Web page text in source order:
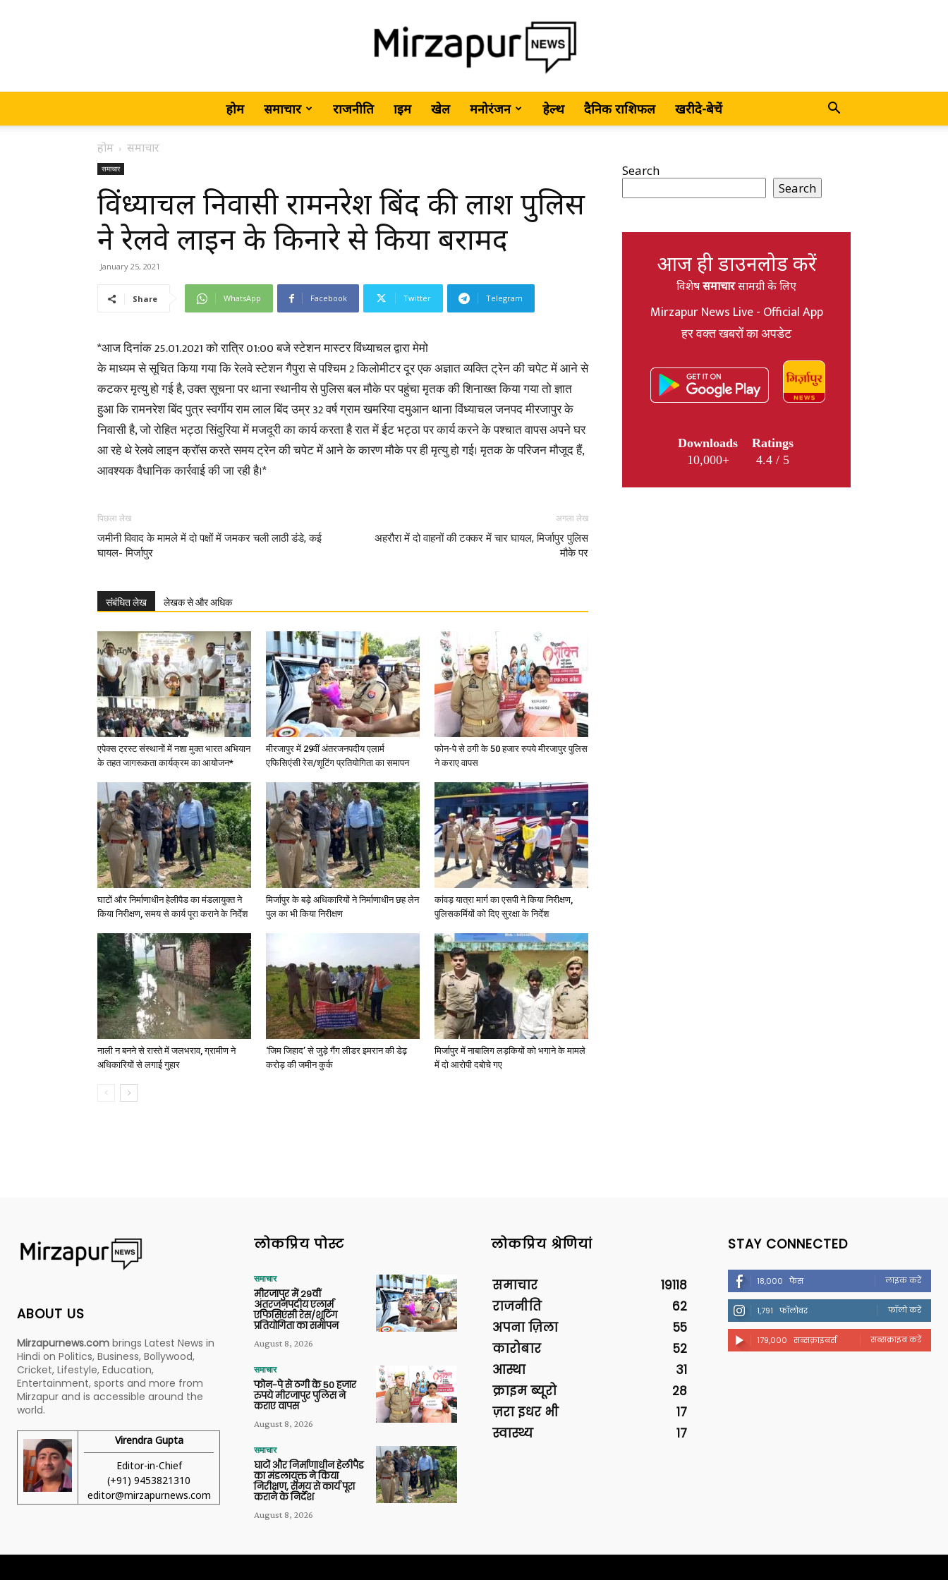
MirzapurNews.com
•
Hindi
News,
in
Hindi,
Today
Hindi
News
होम समाचार राजनीति क्राइम खेल मनोरंजन हेल्थ दैनिक राशिफल खरीदे-बेचें
होम समाचार
समाचार
विंध्याचल निवासी रामनरेश बिंद की लाश पुलिस
ने रेलवे लाइन के किनारे से किया बरामद
January 25, 2021
Share WhatsApp Facebook Twitter Telegram
*आज दिनांक 25.01.2021 को रात्रि 01:00 बजे स्टेशन मास्टर विंध्याचल द्वारा मेमो
के माध्यम से सूचित किया गया कि रेलवे स्टेशन गैपुरा से पश्चिम 2 किलोमीटर दूर एक अज्ञात व्यक्ति ट्रेन की चपेट में आने से
कटकर मृत्यु हो गई है, उक्त सूचना पर थाना स्थानीय से पुलिस बल मौके पर पहुंचा मृतक की शिनाख्त किया गया तो ज्ञात
हुआ कि रामनरेश बिंद पुत्र स्वर्गीय राम लाल बिंद उम्र 32 वर्ष ग्राम खमरिया दमुआन थाना विंध्याचल जनपद मीरजापुर के
निवासी है, जो रोहित भट्ठा सिंदुरिया में मजदूरी का कार्य करता है रात में ईट भट्ठा पर कार्य करने के पश्चात वापस अपने घर
आ रहे थे रेलवे लाइन क्रॉस करते समय ट्रेन की चपेट में आने के कारण मौके पर ही मृत्यु हो गई। मृतक के परिजन मौजूद हैं,
आवश्यक वैधानिक कार्रवाई की जा रही है।*
पिछला लेख
जमीनी विवाद के मामले में दो पक्षों में जमकर चली लाठी डंडे, कई
घायल- मिर्जापुर
अगला लेख
अहरौरा में दो वाहनों की टक्कर में चार घायल, मिर्जापुर पुलिस
मौके पर
संबंधित लेख लेखक से और अधिक
एपेक्स ट्रस्ट संस्थानों में नशा मुक्त भारत अभियान
के तहत जागरूकता कार्यक्रम का आयोजन*
मीरजापुर में 29वीं अंतरजनपदीय एलार्म
एफिसिएंसी रेस/शूटिंग प्रतियोगिता का समापन
फोन-पे से ठगी के 50 हजार रुपये मीरजापुर पुलिस
ने कराए वापस
घाटों और निर्माणाधीन हेलीपैड का मंडलायुक्त ने
किया निरीक्षण, समय से कार्य पूरा कराने के निर्देश
मिर्जापुर के बड़े अधिकारियों ने निर्माणाधीन छह लेन
पुल का भी किया निरीक्षण
कांवड़ यात्रा मार्ग का एसपी ने किया निरीक्षण,
पुलिसकर्मियों को दिए सुरक्षा के निर्देश
नाली न बनने से रास्ते में जलभराव, ग्रामीण ने
अधिकारियों से लगाई गुहार
‘जिम जिहाद’ से जुड़े गैंग लीडर इमरान की डेढ़
करोड़ की जमीन कुर्क
मिर्जापुर में नाबालिग लड़कियों को भगाने के मामले
में दो आरोपी दबोचे गए
Search
Search
आज ही डाउनलोड करें
विशेषसमाचारसामग्री के लिए
Mirzapur News Live - Official App
हर वक्त खबरों का अपडेट
Downloads
10,000+
Ratings
4.4 / 5
ABOUT US
Mirzapurnews.com brings Latest News in
Hindi on Politics, Business, Bollywood,
Cricket, Lifestyle, Education,
Entertainment, sports and more from
Mirzapur and is accessible around the
world.
Virendra Gupta
Editor-in-Chief
(+91) 9453821310
editor@mirzapurnews.com
लोकप्रिय पोस्ट
समाचार
मीरजापुर में 29वीं
अंतरजनपदीय एलार्म
एफिसिएंसी रेस/शूटिंग
प्रतियोगिता का समापन
August 8, 2026
समाचार
फोन-पे से ठगी के 50 हजार
रुपये मीरजापुर पुलिस ने
कराए वापस
August 8, 2026
समाचार
घाटों और निर्माणाधीन हेलीपैड
का मंडलायुक्त ने किया
निरीक्षण, समय से कार्य पूरा
कराने के निर्देश
August 8, 2026
लोकप्रिय श्रेणियां
समाचार
19118
राजनीति
62
अपना ज़िला
55
कारोबार
52
आस्था
31
क्राइम ब्यूरो
28
ज़रा इधर भी
17
स्वास्थ्य
17
STAY CONNECTED
18,000 फैंस लाइक करें
1,791 फॉलोवर फॉलो करें
179,000 सब्सक्राइबर्स सब्सक्राइब करें